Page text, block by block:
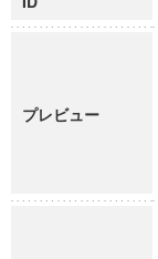
プレビュー